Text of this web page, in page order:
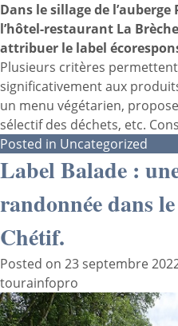
Dans le sillage de l’auberge
l’hôtel-restaurant La Brèche
attribuer le label
Plusieurs critères
significativement aux
un menu végétarien,
sélectif des déchets, etc.
Posted in Uncategorized
Label Balade :
randonnée dans
Chétif.
Posted on 23 septembre
tourainfopro